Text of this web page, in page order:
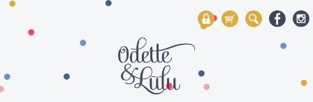
My Account
Mon panier
Rechercher